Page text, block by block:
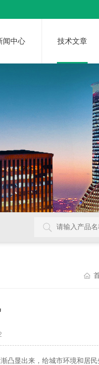
闻中心 技术文章
显出来，给城市环境和居